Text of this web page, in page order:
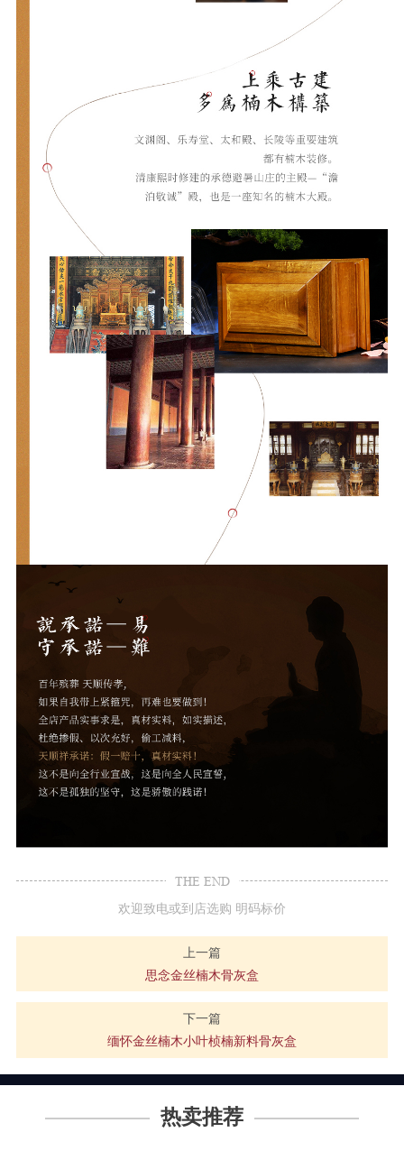
热卖推荐
THE END
欢迎致电或到店选购 明码标价
上一篇
思念金丝楠木骨灰盒
下一篇
缅怀金丝楠木小叶桢楠新料骨灰盒